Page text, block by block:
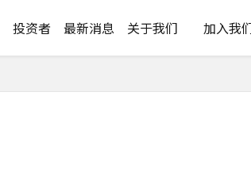
投资者 最新消息 关于我们 加入我